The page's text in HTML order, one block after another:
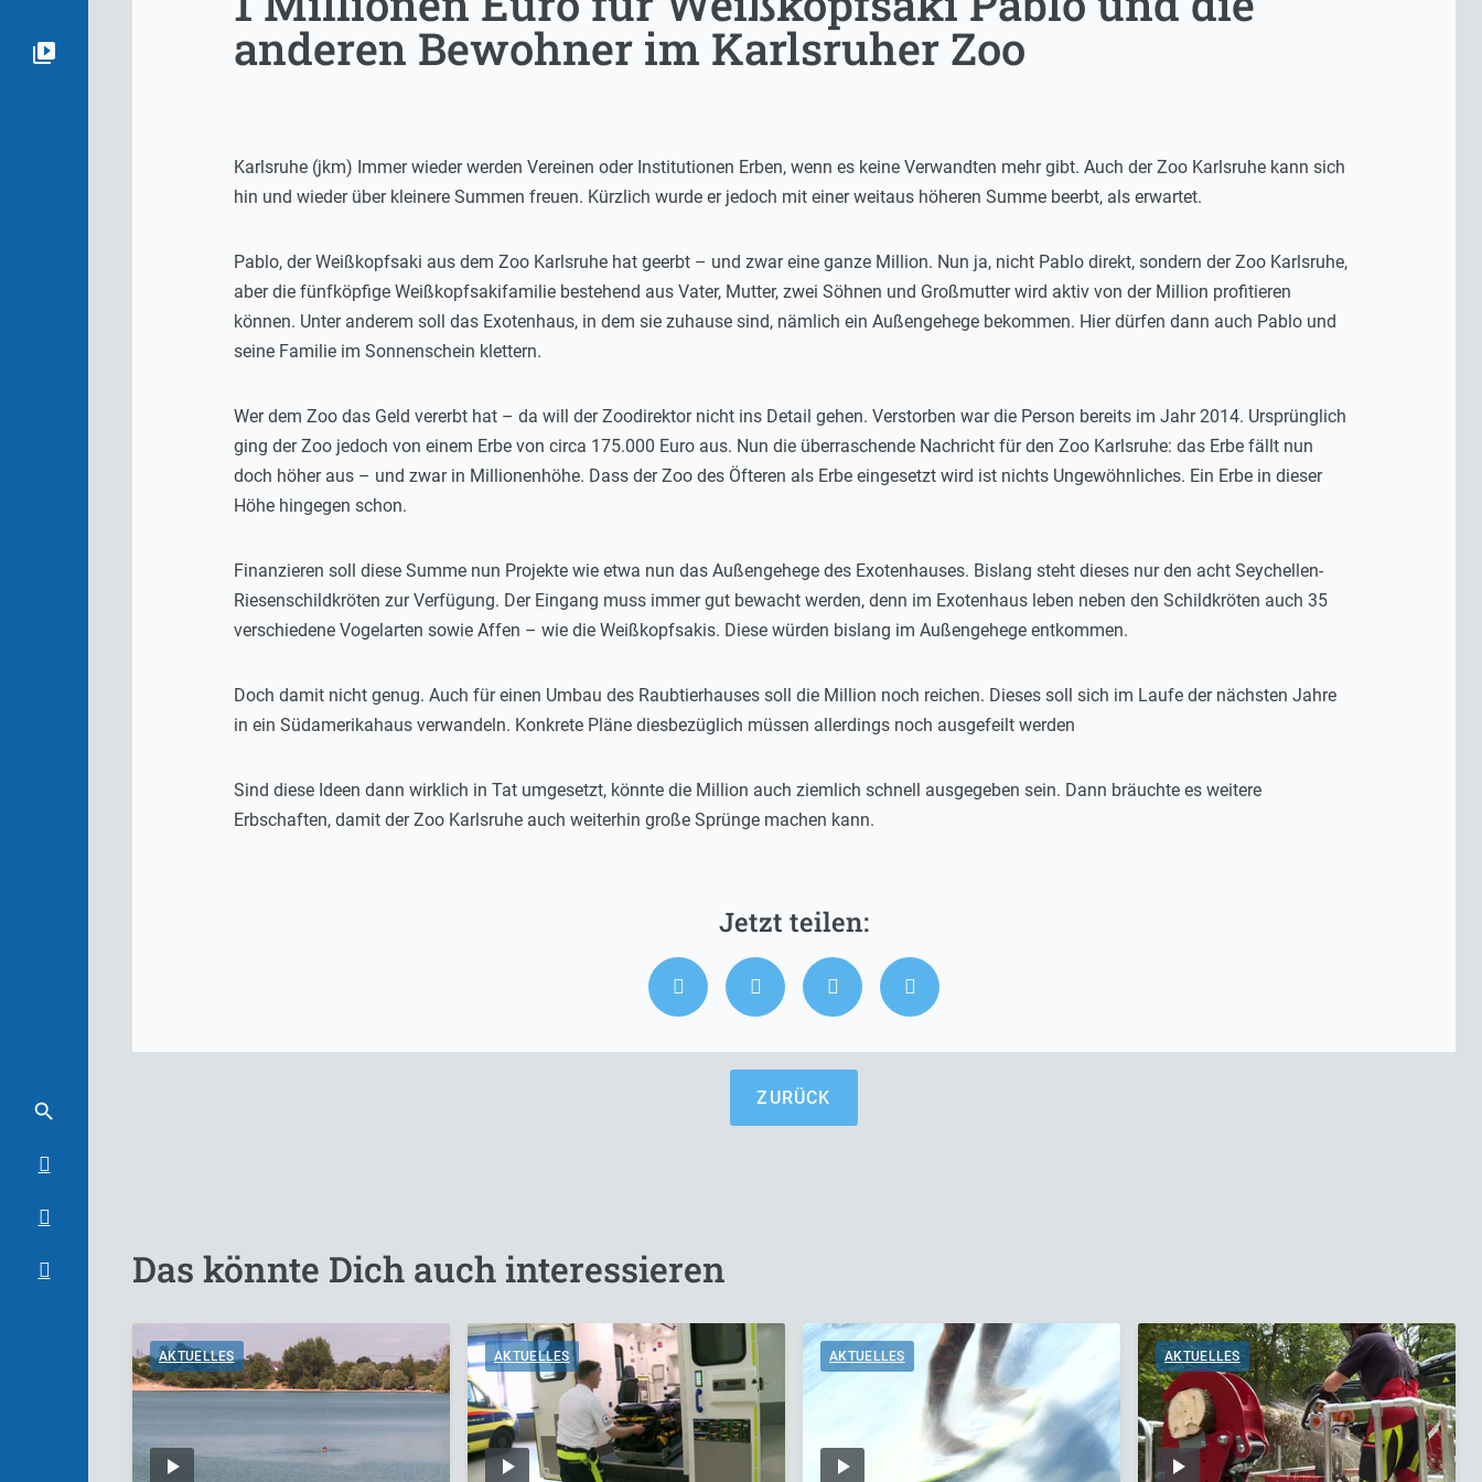
anderen Bewohner im Karlsruher Zoo
Karlsruhe (jkm) Immer wieder werden Vereinen oder Institutionen Erben, wenn es keine Verwandten mehr gibt. Auch der Zoo Karlsruhe kann sich
hin und wieder über kleinere Summen freuen. Kürzlich wurde er jedoch mit einer weitaus höheren Summe beerbt, als erwartet.
Pablo, der Weißkopfsaki aus dem Zoo Karlsruhe hat geerbt – und zwar eine ganze Million. Nun ja, nicht Pablo direkt, sondern der Zoo Karlsruhe,
aber die fünfköpfige Weißkopfsakifamilie bestehend aus Vater, Mutter, zwei Söhnen und Großmutter wird aktiv von der Million profitieren
können. Unter anderem soll das Exotenhaus, in dem sie zuhause sind, nämlich ein Außengehege bekommen. Hier dürfen dann auch Pablo und
seine Familie im Sonnenschein klettern.
Wer dem Zoo das Geld vererbt hat – da will der Zoodirektor nicht ins Detail gehen. Verstorben war die Person bereits im Jahr 2014. Ursprünglich
ging der Zoo jedoch von einem Erbe von circa 175.000 Euro aus. Nun die überraschende Nachricht für den Zoo Karlsruhe: das Erbe fällt nun
doch höher aus – und zwar in Millionenhöhe. Dass der Zoo des Öfteren als Erbe eingesetzt wird ist nichts Ungewöhnliches. Ein Erbe in dieser
Höhe hingegen schon.
Finanzieren soll diese Summe nun Projekte wie etwa nun das Außengehege des Exotenhauses. Bislang steht dieses nur den acht Seychellen-
Riesenschildkröten zur Verfügung. Der Eingang muss immer gut bewacht werden, denn im Exotenhaus leben neben den Schildkröten auch 35
verschiedene Vogelarten sowie Affen – wie die Weißkopfsakis. Diese würden bislang im Außengehege entkommen.
Doch damit nicht genug. Auch für einen Umbau des Raubtierhauses soll die Million noch reichen. Dieses soll sich im Laufe der nächsten Jahre
in ein Südamerikahaus verwandeln. Konkrete Pläne diesbezüglich müssen allerdings noch ausgefeilt werden
Sind diese Ideen dann wirklich in Tat umgesetzt, könnte die Million auch ziemlich schnell ausgegeben sein. Dann bräuchte es weitere
Erbschaften, damit der Zoo Karlsruhe auch weiterhin große Sprünge machen kann.
ZURÜCK
Das könnte Dich auch interessieren
AKTUELLES AKTUELLES AKTUELLES AKTUELLES